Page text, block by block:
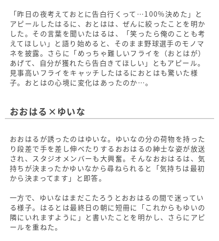
「昨日の夜考えておとに告白行くって…100%決めた」と
アピールしたはるに、おとはは、ぜんに絞ったことを明か
した。その言葉を聞いたはるは、「笑ったら俺のことも考
えてほしい」と語り始めると、そのまま野球選手のモノマ
ネを披露。さらに「めっちゃ難しいフライを（おとはが）
あげて、自分が獲れたら告白きてほしい」ともアピール。
見事高いフライをキャッチしたはるにおとはも驚いた様
子。おとはの心境に変化はあったのか…。
おおはる×ゆいな
おおはるが誘ったのはゆいな。ゆいなの分の荷物を持った
り段差で手を差し伸べたりするおおはるの紳士な姿が放送
され、スタジオメンバーも大興奮。そんなおおはるは、気
持ちが決まったかゆいなから尋ねられると「気持ちは最初
から決まってます」と即答。
一方で、ゆいなはまだこたろうとおおはるの間で迷ってい
る様子。はるとは最終日の朝に短冊に「これからもゆいの
隣にいれますように」と書いたことを明かし、さらにアピ
ールを重ねた。